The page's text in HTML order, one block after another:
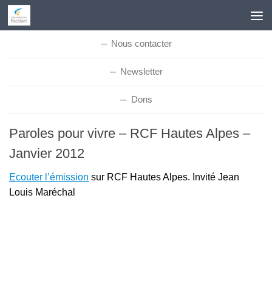
Skip to content
Nous contacter
Newsletter
Dons
Paroles pour vivre – RCF Hautes Alpes –
Janvier 2012
Ecouter l’émission sur RCF Hautes Alpes. Invité Jean
Louis Maréchal